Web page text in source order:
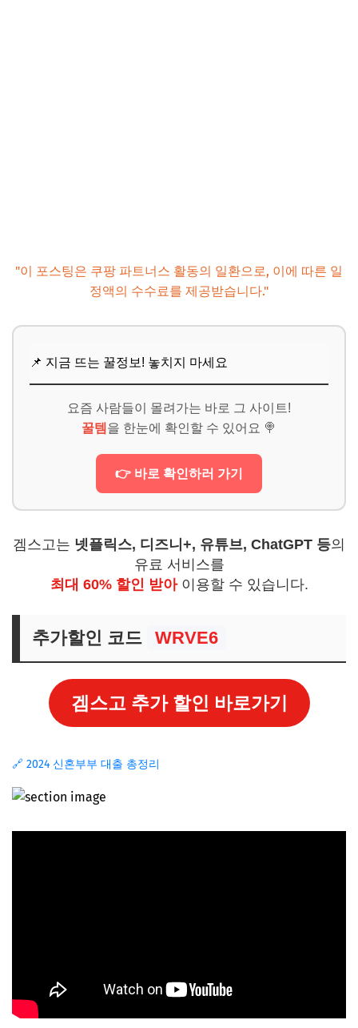
"이 포스팅은 쿠팡 파트너스 활동의 일환으로, 이에 따른 일
정액의 수수료를 제공받습니다."
📌 지금 뜨는 꿀정보! 놓치지 마세요
요즘 사람들이 몰려가는 바로 그 사이트!
꿀템 을 한눈에 확인할 수 있어요 🍭
👉 바로 확인하러 가기
겜스고는 넷플릭스, 디즈니+, 유튜브, ChatGPT 등의
유료 서비스를
최대 60% 할인 받아이용할 수 있습니다.
추가할인 코드 WRVE6
겜스고 추가 할인 바로가기
🔗 2024 신혼부부 대출 총정리